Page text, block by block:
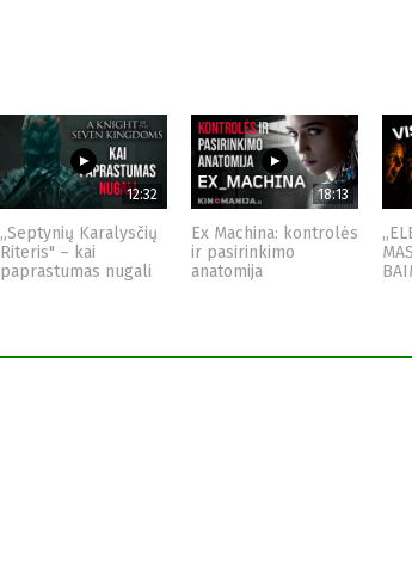
12:32
„Septynių Karalysčių
Riteris" – kai
paprastumas nugali
18:13
Ex Machina: kontrolės
ir pasirinkimo
anatomija